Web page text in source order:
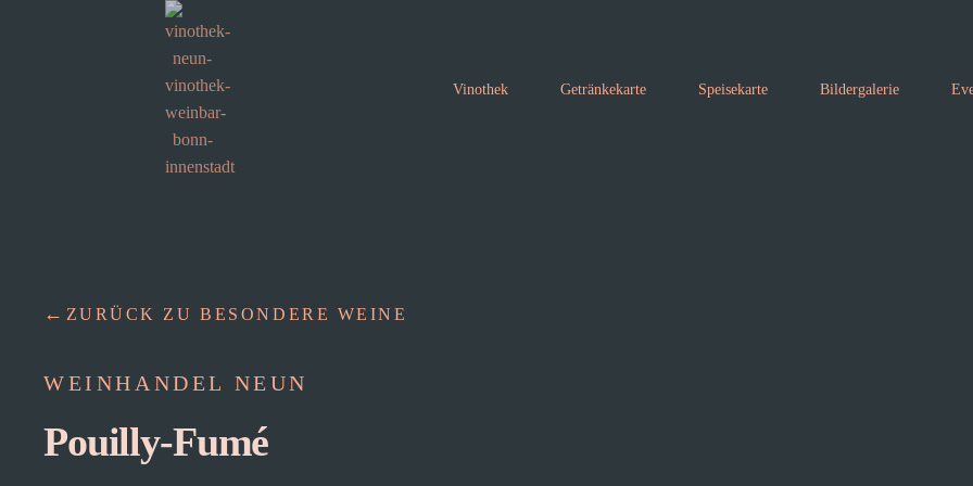
Vinothek Getränkekarte Speisekarte Bildergalerie
ZURÜCK ZU BESONDERE WEINE
WEINHANDEL NEUN
Pouilly-Fumé